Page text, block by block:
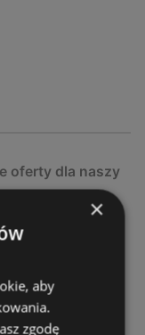
oferty dla naszy
18.05.2026
×
aby
zgodę